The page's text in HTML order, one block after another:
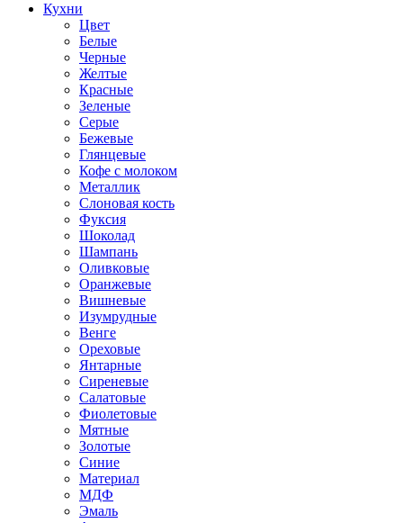
Кухни
Цвет
Белые
Черные
Желтые
Красные
Зеленые
Серые
Бежевые
Глянцевые
Кофе с молоком
Металлик
Слоновая кость
Фуксия
Шоколад
Шампань
Оливковые
Оранжевые
Вишневые
Изумрудные
Венге
Ореховые
Янтарные
Сиреневые
Салатовые
Фиолетовые
Мятные
Золотые
Синие
Материал
МДФ
Эмаль